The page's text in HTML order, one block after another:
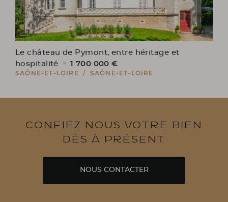
Le château de Pymont, entre héritage et
hospitalité
1 700 000 €
SAÔNE-ET-LOIRE / SAÔNE-ET-LOIRE
Confiez nous votre bien
dès à présent
NOUS CONTACTER